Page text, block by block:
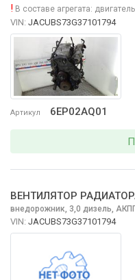
Артикул 6EP02AQ01
! В составе агрегата:
VIN: JACUBS73G37101794
ВЕНТИЛЯТОР
внедорожник, 3,0 дизель,
VIN: JACUBS73G37101794